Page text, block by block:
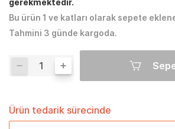
gerekmektedir.
Bu ürün 1 ve katları olarak sepete
Tahmini 3 günde kargoda.
Ürün tedarik sürecinde